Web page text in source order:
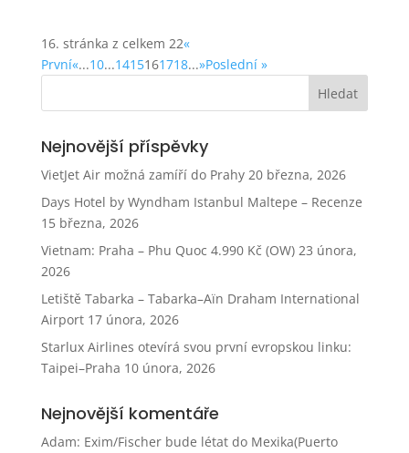
16. stránka z celkem 22«
První«...10...1415161718...»Poslední »
Nejnovější příspěvky
VietJet Air možná zamíří do Prahy 20 března, 2026
Days Hotel by Wyndham Istanbul Maltepe – Recenze
15 března, 2026
Vietnam: Praha – Phu Quoc 4.990 Kč (OW) 23 února,
2026
Letiště Tabarka – Tabarka–Aïn Draham International
Airport 17 února, 2026
Starlux Airlines otevírá svou první evropskou linku:
Taipei–Praha 10 února, 2026
Nejnovější komentáře
Adam: Exim/Fischer bude létat do Mexika(Puerto